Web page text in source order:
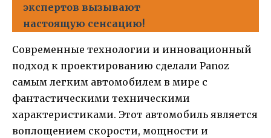
экспертов вызывают
настоящую сенсацию!
Современные технологии и инновационный
подход к проектированию сделали Panoz
самым легким автомобилем в мире с
фантастическими техническими
характеристиками. Этот автомобиль является
воплощением скорости, мощности и